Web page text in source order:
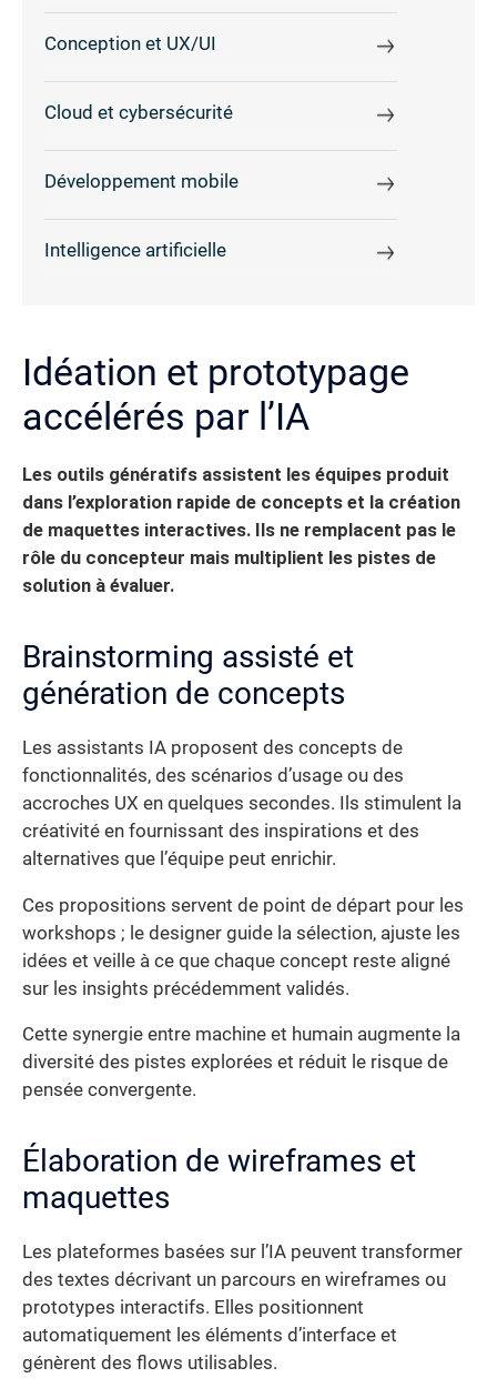
Conception et UX/UI
Cloud et cybersécurité
Développement mobile
Intelligence artificielle
Idéation et prototypage
accélérés par l’IA
Les outils génératifs assistent les équipes produit
dans l’exploration rapide de concepts et la création
de maquettes interactives. Ils ne remplacent pas le
rôle du concepteur mais multiplient les pistes de
solution à évaluer.
Brainstorming assisté et
génération de concepts
Les assistants IA proposent des concepts de
fonctionnalités, des scénarios d’usage ou des
accroches UX en quelques secondes. Ils stimulent la
créativité en fournissant des inspirations et des
alternatives que l’équipe peut enrichir.
Ces propositions servent de point de départ pour les
workshops ; le designer guide la sélection, ajuste les
idées et veille à ce que chaque concept reste aligné
sur les insights précédemment validés.
Cette synergie entre machine et humain augmente la
diversité des pistes explorées et réduit le risque de
pensée convergente.
Élaboration de wireframes et
maquettes
Les plateformes basées sur l’IA peuvent transformer
des textes décrivant un parcours en wireframes ou
prototypes interactifs. Elles positionnent
automatiquement les éléments d’interface et
génèrent des flows utilisables.